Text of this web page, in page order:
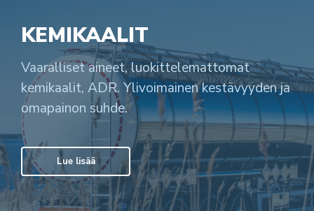
KEMIKAALIT
Vaaralliset aineet, luokittelemattomat
kemikaalit, ADR. Ylivoimainen kestävyyden ja
omapainon suhde.
Lue lisää